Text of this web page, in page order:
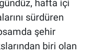
hafta içi
sürdüren
şehir
biri olan